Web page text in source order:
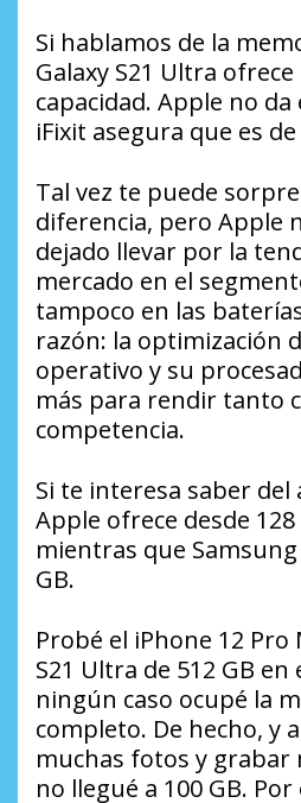
Si hablamos de la
Galaxy S21 Ultra ofrece
capacidad. Apple no
iFixit asegura que es de
Tal vez te puede
diferencia, pero Apple
dejado llevar por la
mercado en el
tampoco en las
razón: la optimización
operativo y su
más para rendir tanto
competencia.
Si te interesa saber
Apple ofrece desde 128
mientras que Samsung
GB.
Probé el iPhone 12 Pro
S21 Ultra de 512 GB
ningún caso ocupé la
completo. De hecho, y
muchas fotos y grabar
no llegué a 100 GB.